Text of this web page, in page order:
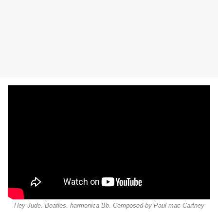
Hey Jude. Beatles. harmonica Bb. Composed by Paul mac Cartney